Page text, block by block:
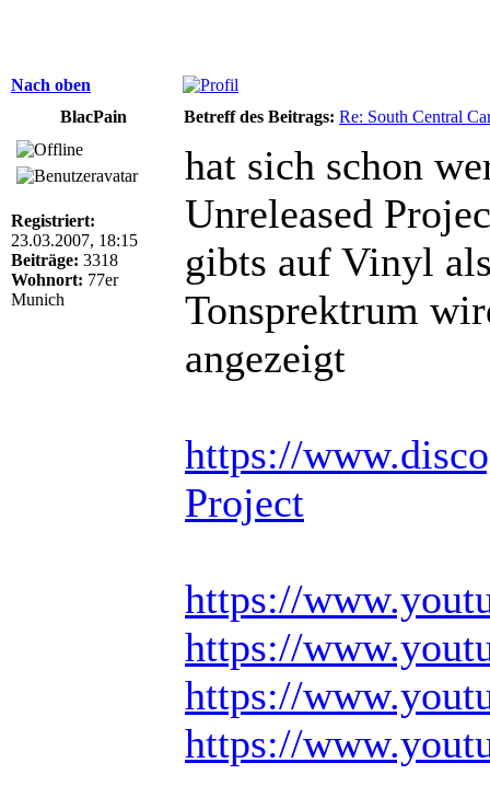
Nach oben
BlacPain
Betreff des Beitrags: Re: South Central
Registriert:
23.03.2007, 18:15
Beiträge: 3318
Wohnort: 77er
Munich
hat sich schon
Unreleased
gibts auf Vinyl
Tonsprektrum
angezeigt
https://
Project
https://
https://
https://
https://